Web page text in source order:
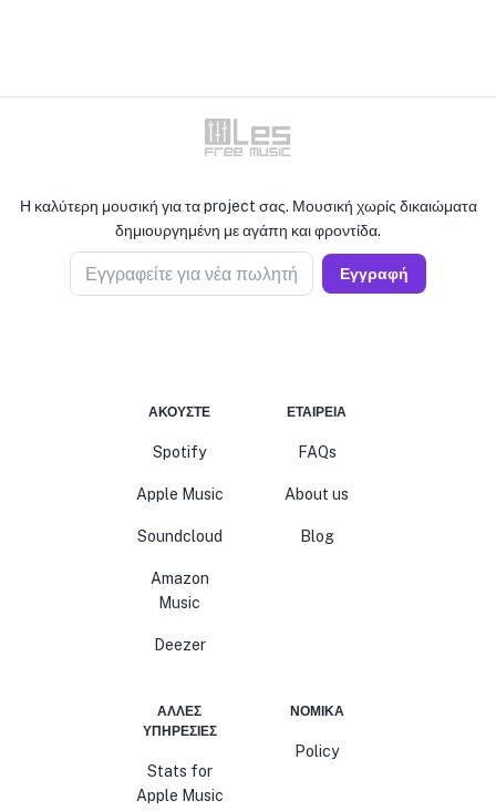
Η καλύτερη μουσική για τα project σας. Μουσική χωρίς δικαιώματα
δημιουργημένη με αγάπη και φροντίδα.
Εγγραφείτε για νέα πωλητή Εγγραφή
ΑΚΟΎΣΤΕ
Spotify
Apple Music
Soundcloud
Amazon
Music
Deezer
ΕΤΑΙΡΕΊΑ
FAQs
About us
Blog
ΆΛΛΕΣ
ΥΠΗΡΕΣΊΕΣ
Stats for
Apple Music
ΝΟΜΙΚΆ
Policy